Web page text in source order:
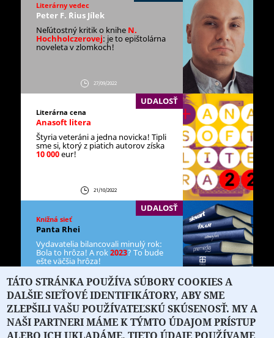
Literárny vedec
Peter F. ´Rius Jílek
Neľútostný kritik o knihe N.
Hochholczerovej: je to epištolárna
noveleta v zlomkoch!
27/09/2022
UDALOSŤ
Literárna cena
Anasoft litera
Štyria veteráni a jedna novicka! Tipli
sme si, ktorý z piatich autorov získa
10 000eur!
21/10/2022
UDALOSŤ
Knižná sieť
Panta Rhei
Vydavatelia bilancovali minulý rok:
Bola to hrôza! A rok2023? To bude
ešte väčšia hrôza!
18/01/2023 Foto:Montáž LIC
TÁTO STRÁNKA POUŽÍVA SÚBORY COOKIES A
DALŠIE SIEŤOVÉ IDENTIFIKÁTORY, ABY SME
ZLEPŠILI VAŠU POUŽÍVATEĽSKÚ SKÚSENOSŤ. MY A
NAŠI PARTNERI MÁME K TÝMTO ÚDAJOM PRÍSTUP